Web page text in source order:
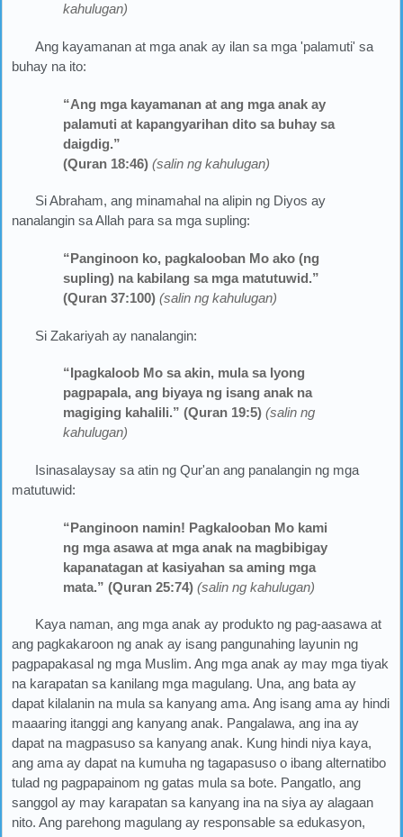
kahulugan)
Ang kayamanan at mga anak ay ilan sa mga 'palamuti' sa
buhay na ito:
“Ang mga kayamanan at ang mga anak ay
palamuti at kapangyarihan dito sa buhay sa
daigdig.”
(Quran 18:46) (salin ng kahulugan)
Si Abraham, ang minamahal na alipin ng Diyos ay
nanalangin sa Allah para sa mga supling:
“Panginoon ko, pagkalooban Mo ako (ng
supling) na kabilang sa mga matutuwid.”
(Quran 37:100) (salin ng kahulugan)
Si Zakariyah ay nanalangin:
“Ipagkaloob Mo sa akin, mula sa Iyong
pagpapala, ang biyaya ng isang anak na
magiging kahalili.” (Quran 19:5) (salin ng
kahulugan)
Isinasalaysay sa atin ng Qur'an ang panalangin ng mga
matutuwid:
“Panginoon namin! Pagkalooban Mo kami
ng mga asawa at mga anak na magbibigay
kapanatagan at kasiyahan sa aming mga
mata.” (Quran 25:74) (salin ng kahulugan)
Kaya naman, ang mga anak ay produkto ng pag-aasawa at
ang pagkakaroon ng anak ay isang pangunahing layunin ng
pagpapakasal ng mga Muslim. Ang mga anak ay may mga tiyak
na karapatan sa kanilang mga magulang. Una, ang bata ay
dapat kilalanin na mula sa kanyang ama. Ang isang ama ay hindi
maaaring itanggi ang kanyang anak. Pangalawa, ang ina ay
dapat na magpasuso sa kanyang anak. Kung hindi niya kaya,
ang ama ay dapat na kumuha ng tagapasuso o ibang alternatibo
tulad ng pagpapainom ng gatas mula sa bote. Pangatlo, ang
sanggol ay may karapatan sa kanyang ina na siya ay alagaan
nito. Ang parehong magulang ay responsable sa edukasyon,